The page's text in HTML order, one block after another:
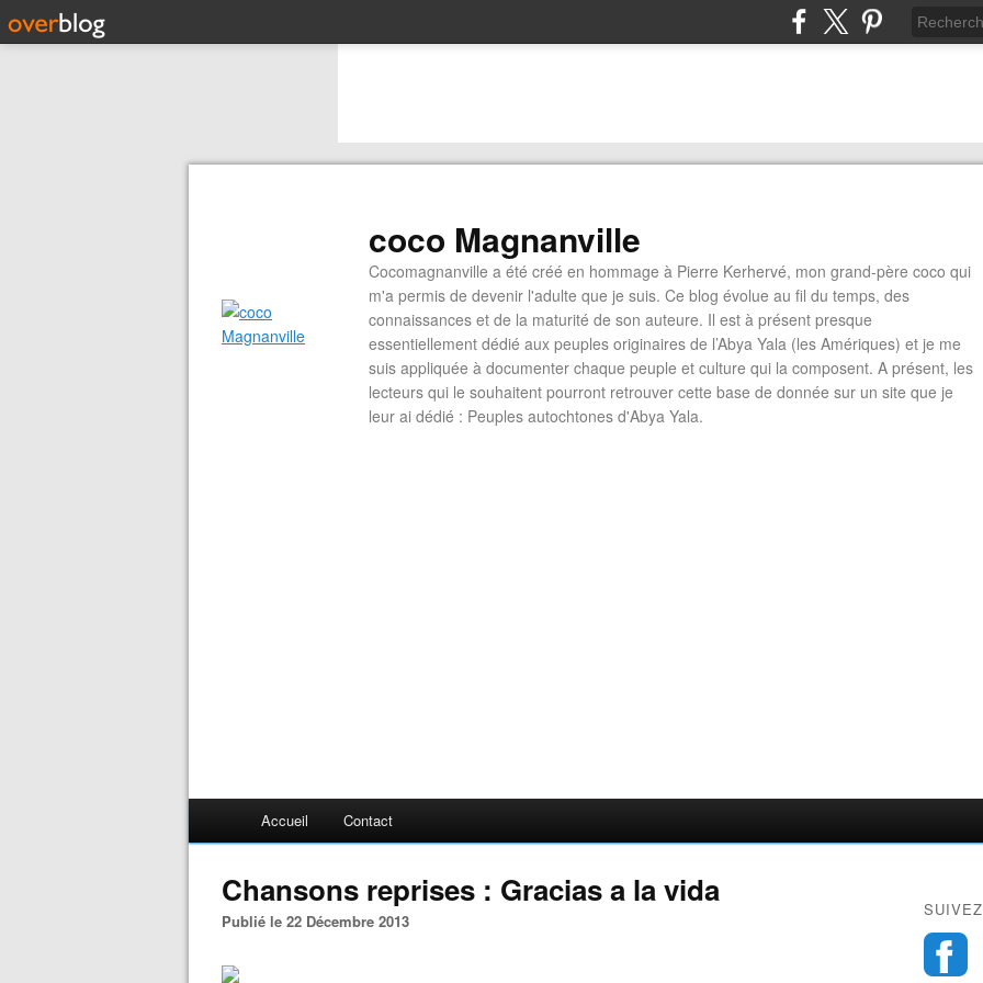
coco Magnanville
Cocomagnanville a été créé en hommage à Pierre Kerhervé, mon grand-père coco qui
m'a permis de devenir l'adulte que je suis. Ce blog évolue au fil du temps, des
connaissances et de la maturité de son auteure. Il est à présent presque
essentiellement dédié aux peuples originaires de l’Abya Yala (les Amériques) et je me
suis appliquée à documenter chaque peuple et culture qui la composent. A présent, les
lecteurs qui le souhaitent pourront retrouver cette base de donnée sur un site que je
leur ai dédié : Peuples autochtones d'Abya Yala.
Accueil Contact
Chansons reprises : Gracias a la vida
Publié le 22 Décembre 2013